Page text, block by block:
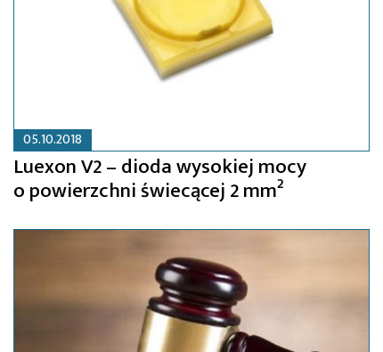
05.10.2018
Luexon V2 – dioda wysokiej mocy
o powierzchni świecącej 2 mm²